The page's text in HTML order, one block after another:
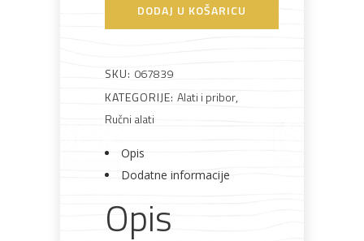
Metalna
galanterija
Elektromaterijal
križni
nivelir
količina
DODAJ U KOŠARICU
SKU: 067839
KATEGORIJE: Alati i pribor,
Ručni alati
Opis
Dodatne informacije
Opis